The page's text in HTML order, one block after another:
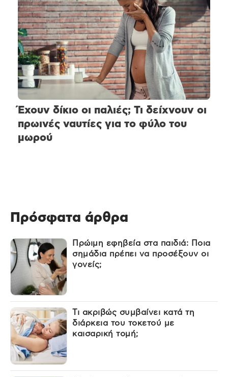
Έχουν δίκιο οι παλιές; Τι δείχνουν οι
πρωινές ναυτίες για το φύλο του
μωρού
Πρόσφατα άρθρα
Πρώιμη εφηβεία στα παιδιά: Ποια
σημάδια πρέπει να προσέξουν οι
γονείς;
Τι ακριβώς συμβαίνει κατά τη
διάρκεια του τοκετού με
καισαρική τομή;